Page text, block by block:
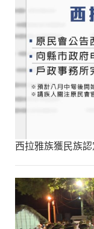
西拉雅族獲民族